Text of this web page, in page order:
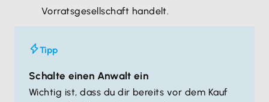
Vorratsgesellschaft handelt.
Tipp
Schalte einen Anwalt ein
Wichtig ist, dass du dir bereits vor dem Kauf